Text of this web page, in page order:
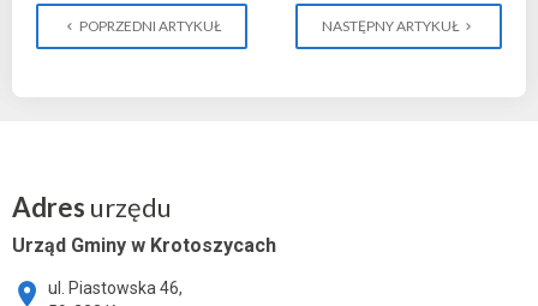
POPRZEDNI ARTYKUŁ NASTĘPNY ARTYKUŁ
Adres urzędu
Urząd Gminy w Krotoszycach
ul. Piastowska 46,